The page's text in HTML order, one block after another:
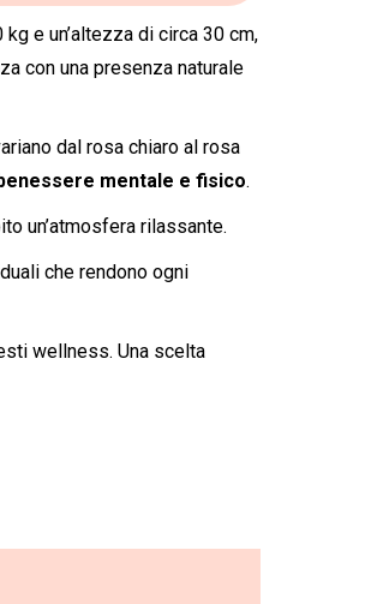
e un’altezza di circa 30 cm,
con una presenza naturale
dal rosa chiaro al rosa
mentale e fisico.
un’atmosfera rilassante.
che rendono ogni
wellness. Una scelta